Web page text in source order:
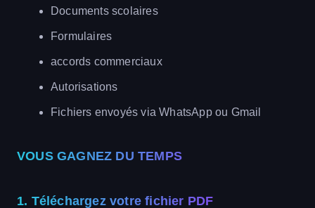
Documents scolaires
Formulaires
accords commerciaux
Autorisations
Fichiers envoyés via WhatsApp ou Gmail
VOUS GAGNEZ DU TEMPS
1. Téléchargez votre fichier PDF